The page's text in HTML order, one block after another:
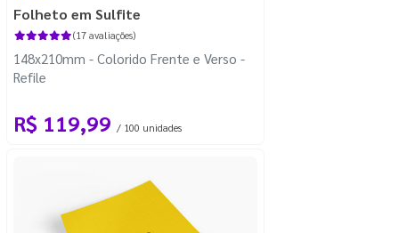
Folheto em Sulfite
(17 avaliações)
148x210mm - Colorido Frente e Verso -
Refile
R$ 119,99 / 100 unidades